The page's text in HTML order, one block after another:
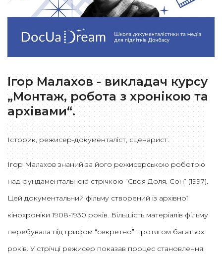
Ігор Малахов - викладач курсу
„Монтаж, робота з хронікою та
архівами“.
Історик, режисер-документаліст, сценарист.
Ігор Малахов знаний за його режисерською роботою
над фундаментальною стрічкою “Своя Доля. Сон” (1997).
Цей документальний фільму створений із архівної
кінохроніки 1908-1930 років. Більшість матеріалів фільму
перебувала під грифом “секретно” протягом багатьох
років. У стрічці режисер показав процес становлення